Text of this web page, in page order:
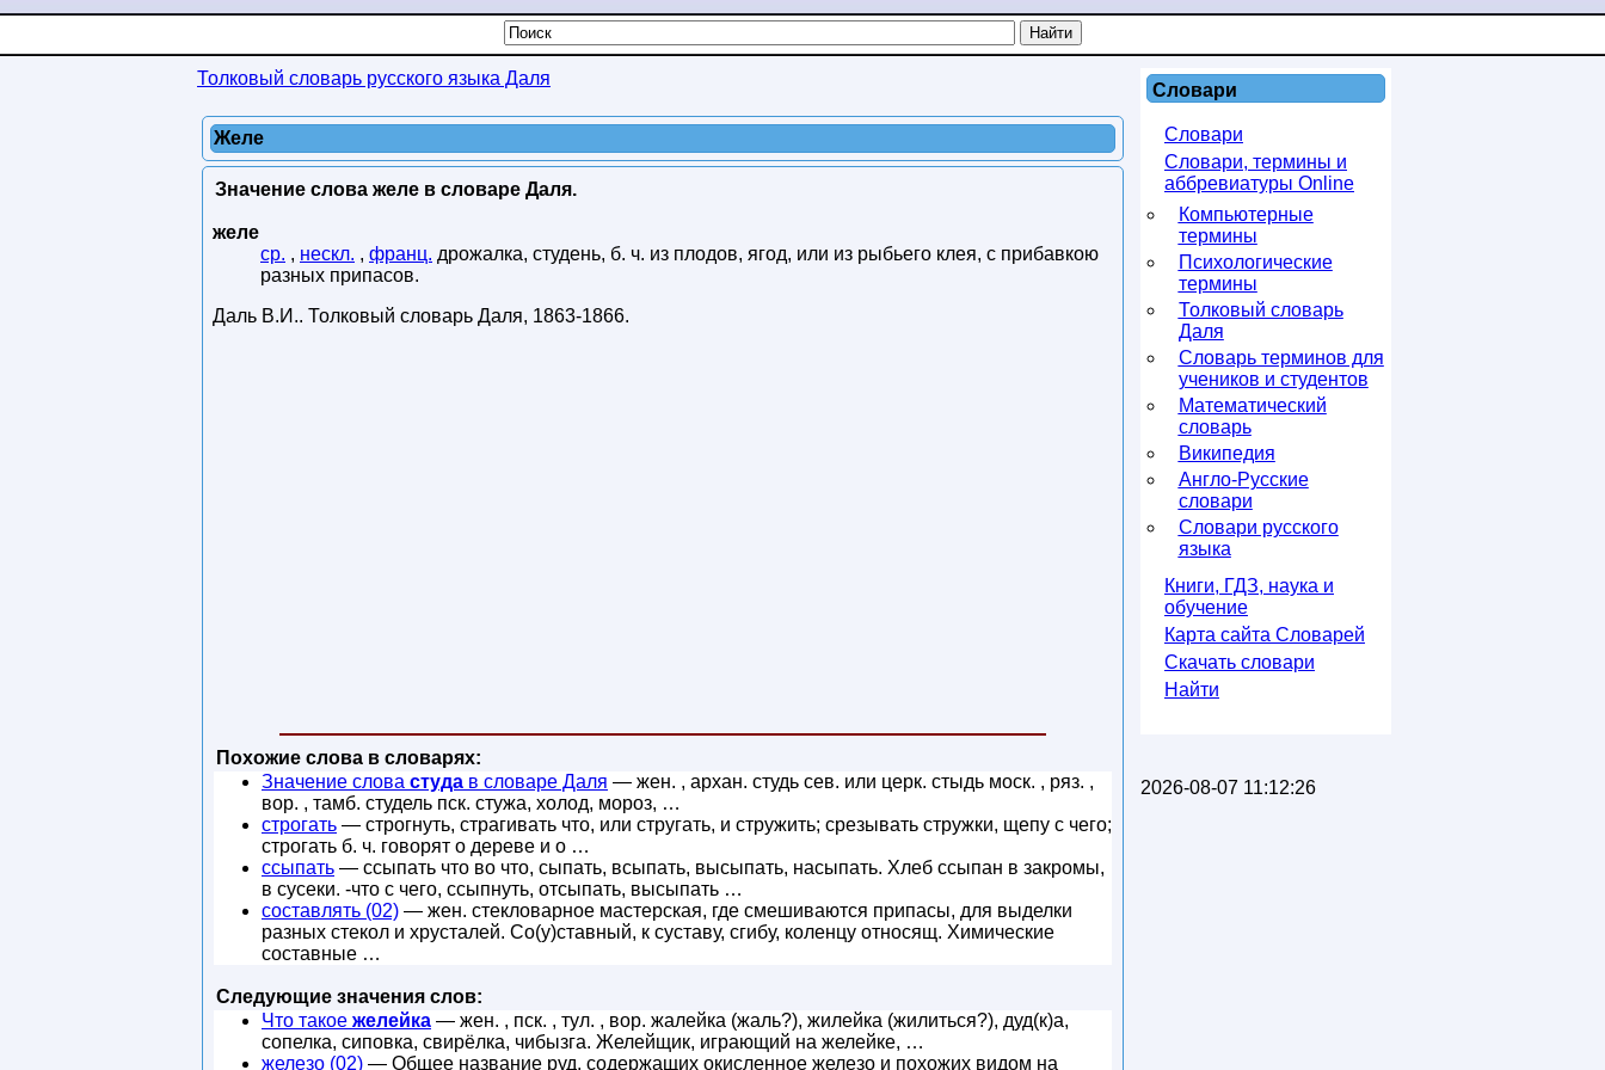
Толковый словарь русского языка Даля
Желе
Значение слова желе в словаре Даля.
желе
ср. , нескл. , франц. дрожалка, студень, б. ч. из плодов, ягод, или из рыбьего клея, с прибавкою
разных припасов.
Даль В.И.. Толковый словарь Даля, 1863-1866.
Похожие слова в словарях:
Значение слова студа в словаре Даля — жен. , архан. студь сев. или церк. стыдь моск. , ряз. ,
вор. , тамб. студель пск. стужа, холод, мороз, …
строгать — строгнуть, страгивать что, или стругать, и стружить; срезывать стружки, щепу с чего;
строгать б. ч. говорят о дереве и о …
ссыпать — ссыпать что во что, сыпать, всыпать, высыпать, насыпать. Хлеб ссыпан в закромы,
в сусеки. -что с чего, ссыпнуть, отсыпать, высыпать …
составлять (02) — жен. стекловарное мастерская, где смешиваются припасы, для выделки
разных стекол и хрусталей. Со(у)ставный, к суставу, сгибу, коленцу относящ. Химические
составные …
Следующие значения слов:
Что такое желейка — жен. , пск. , тул. , вор. жалейка (жаль?), жилейка (жилиться?), дуд(к)а,
сопелка, сиповка, свирёлка, чибызга. Желейщик, играющий на желейке, …
железо (02) — Общее название руд, содержащих окисленное железо и похожих видом на
Словари
Словари
Словари, термины и
аббревиатуры Online
Компьютерные
термины
Психологические
термины
Толковый словарь
Даля
Словарь терминов для
учеников и студентов
Математический
словарь
Википедия
Англо-Русские
словари
Словари русского
языка
Книги, ГДЗ, наука и
обучение
Карта сайта Словарей
Скачать словари
Найти
2026-08-07 11:12:26